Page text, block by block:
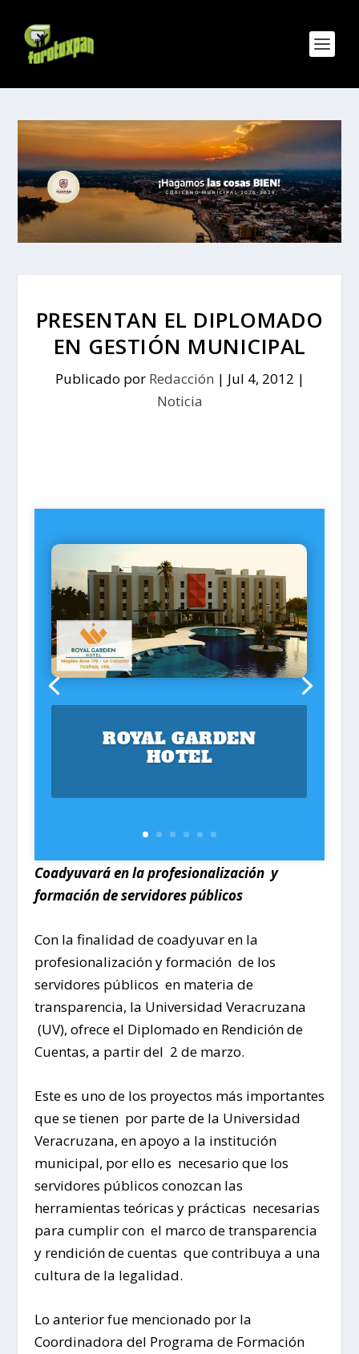
PRESENTAN EL DIPLOMADO
EN GESTIÓN MUNICIPAL
Publicado por Redacción | Jul 4, 2012 |
Noticia
ROYAL GARDEN
HOTEL
Coadyuvará en la profesionalización y
formación de servidores públicos
Con la finalidad de coadyuvar en la
profesionalización y formación de los
servidores públicos en materia de
transparencia, la Universidad Veracruzana
(UV), ofrece el Diplomado en Rendición de
Cuentas, a partir del 2 de marzo.
Este es uno de los proyectos más importantes
que se tienen por parte de la Universidad
Veracruzana, en apoyo a la institución
municipal, por ello es necesario que los
servidores públicos conozcan las
herramientas teóricas y prácticas necesarias
para cumplir con el marco de transparencia
y rendición de cuentas que contribuya a una
cultura de la legalidad.
Lo anterior fue mencionado por la
Coordinadora del Programa de Formación